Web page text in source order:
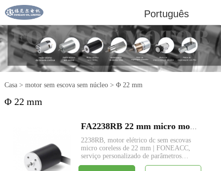
Português
Casa> motor sem escova sem núcleo> Φ 22 mm
Φ 22 mm
2238RB, motor elétrico dc sem escovas
micro coreless de 22 mm | FONEACC,
serviço personalizado de parâmetros
disponível.